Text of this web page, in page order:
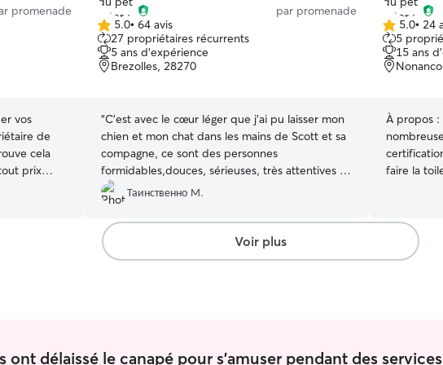
promenade
vos
de
cela
prix
par promenade
5.0 étoile(s)
sur
5
5.0• 64 avis
27 propriétaires récurrents
5 ans d'expérience
Brezolles, 28270
“C’est avec le cœur léger que j’ai pu laisser mon
chien et mon chat dans les mains de Scott et sa
compagne, ce sont des personnes
formidables,douces, sérieuses, très attentives au
besoin de votre loulou … J’ai eu le droit à
beaucoup de photos lors de mon absence, ce
qui m’a beaucoup rassurer et de me rendre
compte à quel point mes animaux n’était pas
temps perdu que ça sans moi! Il a fait de super
Таинственно М.
5.0 étoile(s)
sur
5
5.0• 24
5
15 ans
À propos :
faire la toilette
journée. Je suis en appartement sécurisé avec
doubles
fenêtre
Voir plus
ont délaissé le canapé pour s'amuser pendant des